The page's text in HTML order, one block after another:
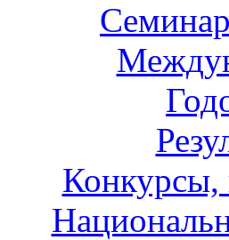
Конкурсы,